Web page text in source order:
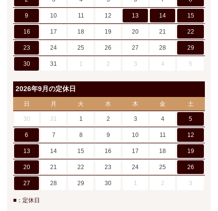
9 10 11 12 13 14 15
16 17 18 19 20 21 22
23 24 25 26 27 28 29
30 31 1 2 3 4 5
2026年9月の定休日
日 月 火 水 木 金 土
30 31 1 2 3 4 5
6 7 8 9 10 11 12
13 14 15 16 17 18 19
20 21 22 23 24 25 26
27 28 29 30 1 2 3
■：定休日